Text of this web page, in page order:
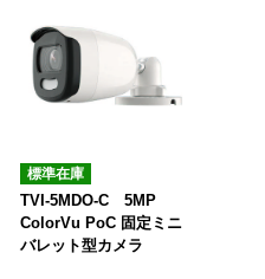
標準在庫
TVI-5MDO-C 5MP
ColorVu PoC 固定ミニ
バレット型カメラ